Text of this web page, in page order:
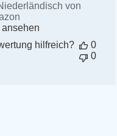
von
hilfreich?
0
0